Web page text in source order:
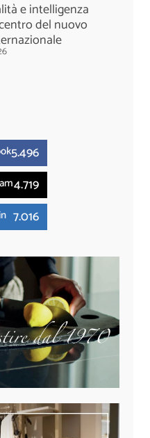
e intelligenza
del nuovo
5.496
4.719
7.016